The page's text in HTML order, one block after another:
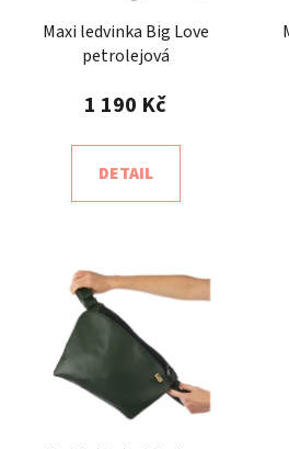
Maxi ledvinka Big Love
petrolejová
1 190 Kč
DETAIL